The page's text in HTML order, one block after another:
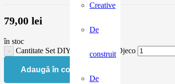
Creative
De
construit
De
79,00 lei
în stoc
Cantitate Set DIY Flori delicate, Djeco
Adaugă în coș